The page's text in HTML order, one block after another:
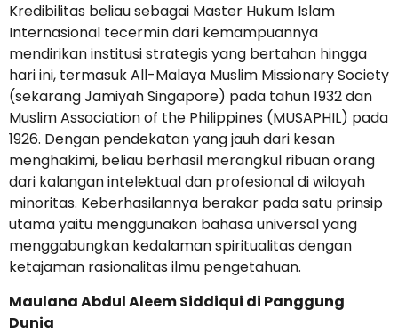
Kredibilitas beliau sebagai Master Hukum Islam
Internasional tecermin dari kemampuannya
mendirikan institusi strategis yang bertahan hingga
hari ini, termasuk All-Malaya Muslim Missionary Society
(sekarang Jamiyah Singapore) pada tahun 1932 dan
Muslim Association of the Philippines (MUSAPHIL) pada
1926. Dengan pendekatan yang jauh dari kesan
menghakimi, beliau berhasil merangkul ribuan orang
dari kalangan intelektual dan profesional di wilayah
minoritas. Keberhasilannya berakar pada satu prinsip
utama yaitu menggunakan bahasa universal yang
menggabungkan kedalaman spiritualitas dengan
ketajaman rasionalitas ilmu pengetahuan.
Maulana Abdul Aleem Siddiqui di Panggung
Dunia